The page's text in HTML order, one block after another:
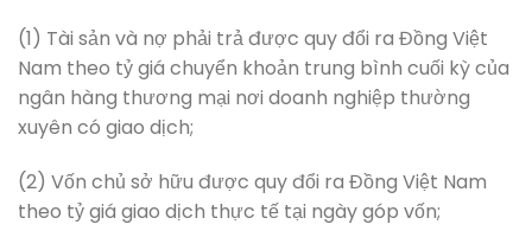
(1) Tài sản và nợ phải trả được quy đổi ra Đồng Việt
Nam theo tỷ giá chuyển khoản trung bình cuối kỳ của
ngân hàng thương mại nơi doanh nghiệp thường
xuyên có giao dịch;
(2) Vốn chủ sở hữu được quy đổi ra Đồng Việt Nam
theo tỷ giá giao dịch thực tế tại ngày góp vốn;